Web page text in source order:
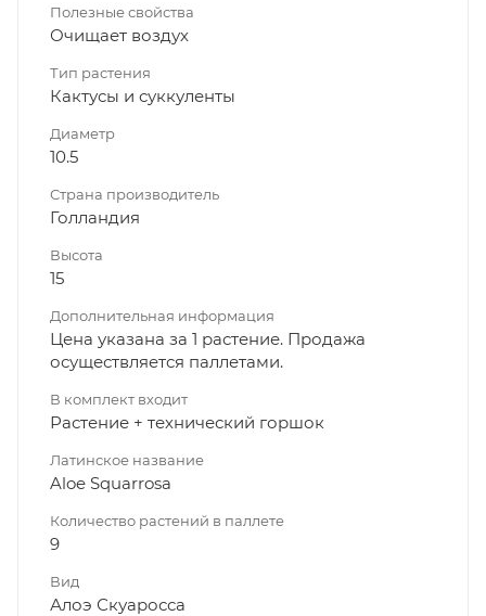
Полезные свойства
Очищает воздух
Тип растения
Кактусы и суккуленты
Диаметр
10.5
Страна производитель
Голландия
Высота
15
Дополнительная информация
Цена указана за 1 растение. Продажа
осуществляется паллетами.
В комплект входит
Растение + технический горшок
Латинское название
Aloe Squarrosa
Количество растений в паллете
9
Вид
Алоэ Скуаросса